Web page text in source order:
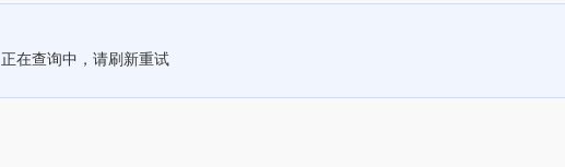
正在查询中，请刷新重试